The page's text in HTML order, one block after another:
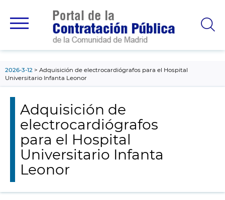
principal
2026-3-12
Adquisición de electrocardiógrafos para el Hospital
Universitario Infanta Leonor
Adquisición de
electrocardiógrafos
para el Hospital
Universitario Infanta
Leonor